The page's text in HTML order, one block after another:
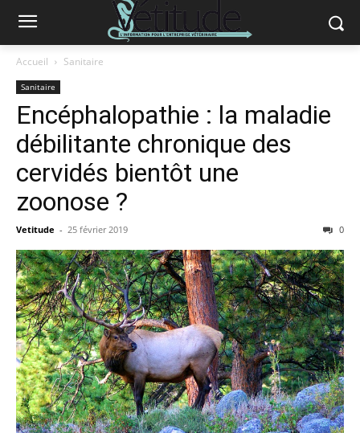
Accueil Sanitaire
Sanitaire
Encéphalopathie : la maladie
débilitante chronique des
cervidés bientôt une
zoonose ?
Vetitude - 25 février 2019 0